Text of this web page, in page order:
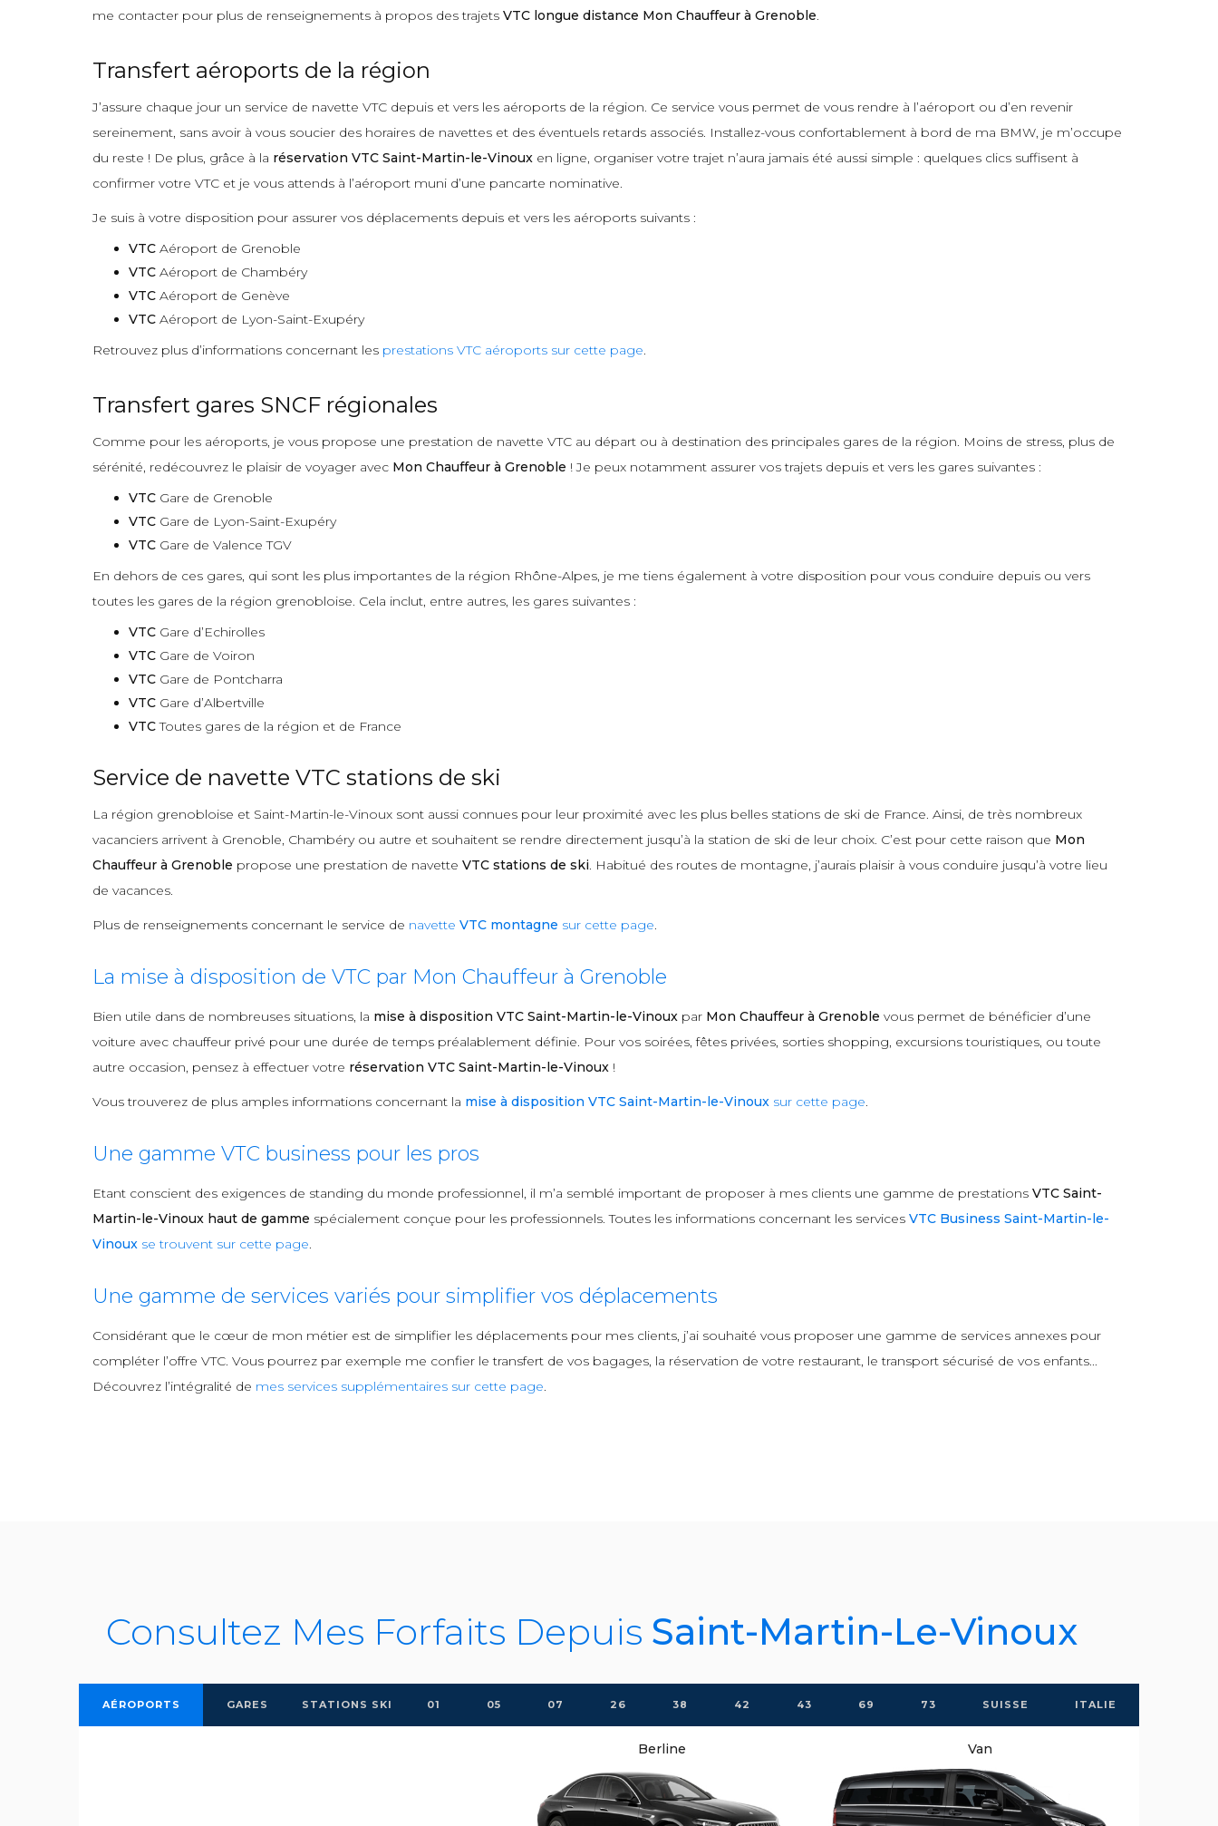
me contacter pour plus de renseignements à propos des trajets VTC longue distance Mon Chauffeur à Grenoble.
Transfert aéroports de la région
J’assure chaque jour un service de navette VTC depuis et vers les aéroports de la région. Ce service vous permet de vous rendre à l’aéroport ou d’en revenir
sereinement, sans avoir à vous soucier des horaires de navettes et des éventuels retards associés. Installez-vous confortablement à bord de ma BMW, je m’occupe
du reste ! De plus, grâce à la réservation VTC Saint-Martin-le-Vinoux en ligne, organiser votre trajet n’aura jamais été aussi simple : quelques clics suffisent à
confirmer votre VTC et je vous attends à l’aéroport muni d’une pancarte nominative.
Je suis à votre disposition pour assurer vos déplacements depuis et vers les aéroports suivants :
VTC Aéroport de Grenoble
VTC Aéroport de Chambéry
VTC Aéroport de Genève
VTC Aéroport de Lyon-Saint-Exupéry
Retrouvez plus d’informations concernant les prestations VTC aéroports sur cette page.
Transfert gares SNCF régionales
Comme pour les aéroports, je vous propose une prestation de navette VTC au départ ou à destination des principales gares de la région. Moins de stress, plus de
sérénité, redécouvrez le plaisir de voyager avec Mon Chauffeur à Grenoble ! Je peux notamment assurer vos trajets depuis et vers les gares suivantes :
VTC Gare de Grenoble
VTC Gare de Lyon-Saint-Exupéry
VTC Gare de Valence TGV
En dehors de ces gares, qui sont les plus importantes de la région Rhône-Alpes, je me tiens également à votre disposition pour vous conduire depuis ou vers
toutes les gares de la région grenobloise. Cela inclut, entre autres, les gares suivantes :
VTC Gare d’Echirolles
VTC Gare de Voiron
VTC Gare de Pontcharra
VTC Gare d’Albertville
VTCToutes gares de la région et de France
Service de navette VTC stations de ski
La région grenobloise et Saint-Martin-le-Vinoux sont aussi connues pour leur proximité avec les plus belles stations de ski de France. Ainsi, de très nombreux
vacanciers arrivent à Grenoble, Chambéry ou autre et souhaitent se rendre directement jusqu’à la station de ski de leur choix. C’est pour cette raison que Mon
Chauffeur à Grenoble propose une prestation de navette VTC stations de ski. Habitué des routes de montagne, j’aurais plaisir à vous conduire jusqu’à votre lieu
de vacances.
Plus de renseignements concernant le service de navette VTC montagne sur cette page.
La mise à disposition de VTC par Mon Chauffeur à Grenoble
Bien utile dans de nombreuses situations, la mise à disposition VTC Saint-Martin-le-Vinoux par Mon Chauffeur à Grenoble vous permet de bénéficier d’une
voiture avec chauffeur privé pour une durée de temps préalablement définie. Pour vos soirées, fêtes privées, sorties shopping, excursions touristiques, ou toute
autre occasion, pensez à effectuer votre réservation VTC Saint-Martin-le-Vinoux !
Vous trouverez de plus amples informations concernant la mise à disposition VTC Saint-Martin-le-Vinoux sur cette page.
Une gamme VTC business pour les pros
Etant conscient des exigences de standing du monde professionnel, il m’a semblé important de proposer à mes clients une gamme de prestations VTC Saint-
Martin-le-Vinoux haut de gamme spécialement conçue pour les professionnels. Toutes les informations concernant les services VTC Business Saint-Martin-le-
Vinoux se trouvent sur cette page.
Une gamme de services variés pour simplifier vos déplacements
Considérant que le cœur de mon métier est de simplifier les déplacements pour mes clients, j’ai souhaité vous proposer une gamme de services annexes pour
compléter l’offre VTC. Vous pourrez par exemple me confier le transfert de vos bagages, la réservation de votre restaurant, le transport sécurisé de vos enfants...
Découvrez l’intégralité de mes services supplémentaires sur cette page.
Consultez Mes Forfaits Depuis Saint-Martin-Le-Vinoux
AÉROPORTS GARES STATIONS SKI 01 05 07 26 38 42 43 69 73 SUISSE ITALIE
Berline Van